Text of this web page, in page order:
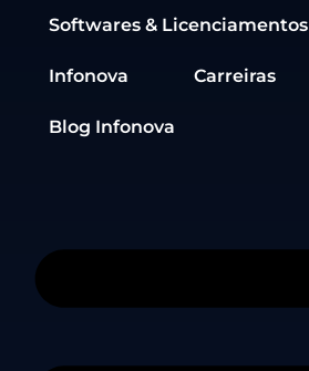
Softwares & Licenciamentos
Infonova Carreiras
Blog Infonova